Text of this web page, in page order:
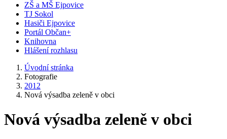
ZŠ a MŠ Ejpovice
TJ Sokol
Hasiči Ejpovice
Portál Občan+
Knihovna
Hlášení rozhlasu
Úvodní stránka
Fotografie
2012
Nová výsadba zeleně v obci
Nová výsadba zeleně v obci